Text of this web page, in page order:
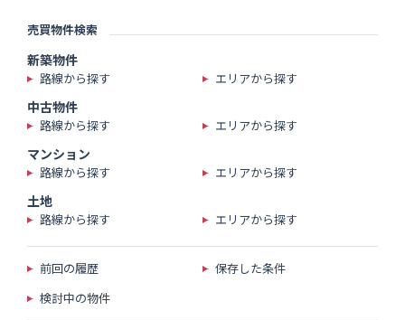
売買物件検索
新築物件
路線から探す エリアから探す
中古物件
路線から探す エリアから探す
マンション
路線から探す エリアから探す
土地
路線から探す エリアから探す
前回の履歴
保存した条件
検討中の物件